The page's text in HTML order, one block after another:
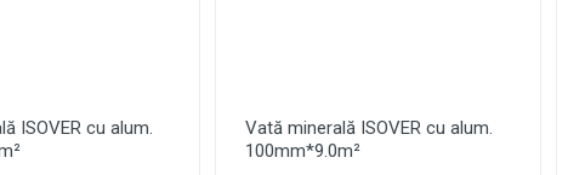
ISOVER cu alum.
Vată minerală ISOVER cu alum.
100mm*9.0m²